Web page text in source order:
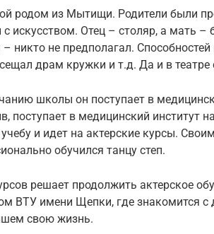
родом из Мытищи. Родители были
искусством. Отец – столяр, а мать –
– никто не предполагал.
драм кружки и т.д. Да и в
школы он поступает в
поступает в медицинский институт
и идет на актерские курсы.
обучился танцу степ.
решает продолжить актерское
ВТУ имени Щепки, где знакомится с
свою жизнь.